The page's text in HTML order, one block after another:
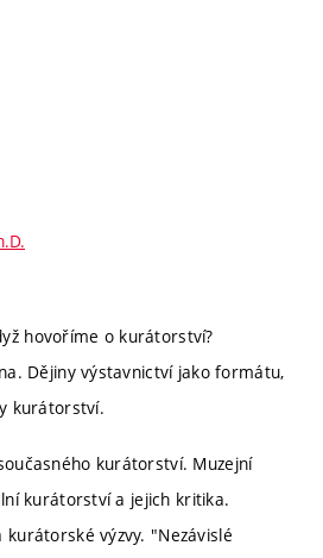
hovoříme o kurátorství?
Dějiny výstavnictví jako formátu,
kurátorství.
kurátorství. Muzejní
kurátorství a jejich kritika.
výzvy. "Nezávislé